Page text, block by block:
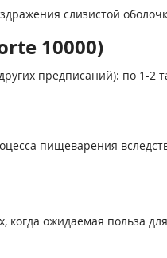
слизистой
10000)
предписаний): по 1-2
пищеварения
когда ожидаемая польза